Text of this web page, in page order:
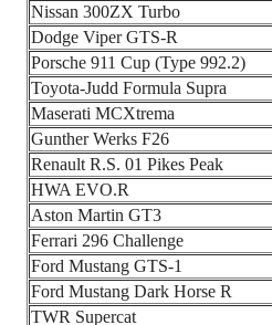
Nissan 300ZX Turbo
Dodge Viper GTS-R
Porsche 911 Cup (Type 992.2)
Toyota-Judd Formula Supra
Maserati MCXtrema
Gunther Werks F26
Renault R.S. 01 Pikes Peak
HWA EVO.R
Aston Martin GT3
Ferrari 296 Challenge
Ford Mustang GTS-1
Ford Mustang Dark Horse R
TWR Supercat